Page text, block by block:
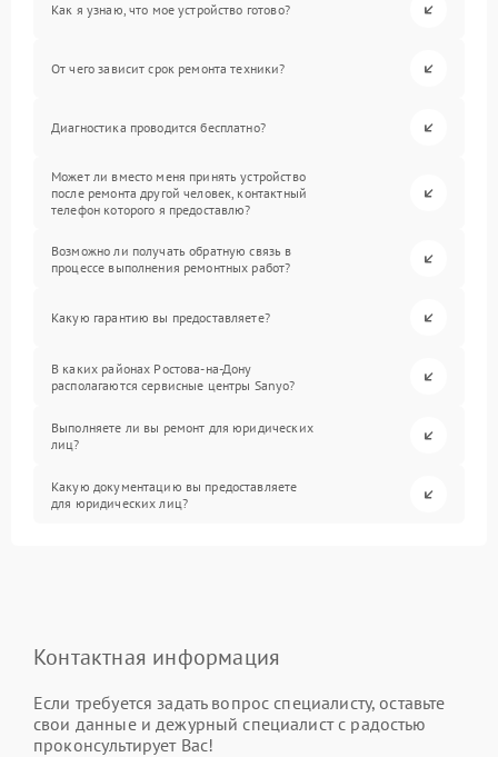
Как я узнаю, что мое устройство готово?
От чего зависит срок ремонта техники?
Диагностика проводится бесплатно?
Может ли вместо меня принять устройство
после ремонта другой человек, контактный
телефон которого я предоставлю?
Возможно ли получать обратную связь в
процессе выполнения ремонтных работ?
Какую гарантию вы предоставляете?
В каких районах Ростова-на-Дону
располагаются сервисные центры Sanyo?
Выполняете ли вы ремонт для юридических
лиц?
Какую документацию вы предоставляете
для юридических лиц?
Контактная информация
Если требуется задать вопрос специалисту, оставьте
свои данные и дежурный специалист с радостью
проконсультирует Вас!